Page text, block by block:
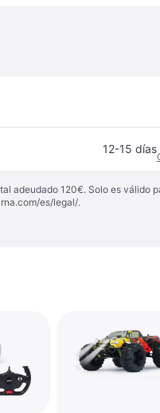
12-15 días
adeudado 120€. Solo es válido
es/legal/.